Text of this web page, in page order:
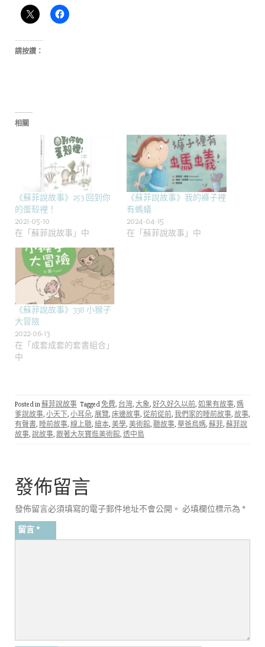
請按讚：
相關
《蘇菲說故事》253 回到你
的蛋殼裡！
2021-05-10
在「蘇菲說故事」中
《蘇菲說故事》我的褲子裡
有螞蟻
2024-04-15
在「蘇菲說故事」中
《蘇菲說故事》338 小猴子
大冒險
2022-06-13
在「成套成套的套書組合」
中
Posted in蘇菲說故事 Tagged 免費, 台灣, 大象, 好久好久以前, 如果有故事, 媽
爹說故事, 小天下, 小耳朵, 展覽, 床邊故事, 從前從前, 我們家的睡前故事, 故事,
有聲書, 睡前故事, 線上聽, 繪本, 美學, 美術館, 聽故事, 華爸鳥媽, 蘇菲, 蘇菲說
故事, 說故事, 跟著大灰寶逛美術館, 透中島
發佈留言
發佈留言必須填寫的電子郵件地址不會公開。 必填欄位標示為 *
留言 *